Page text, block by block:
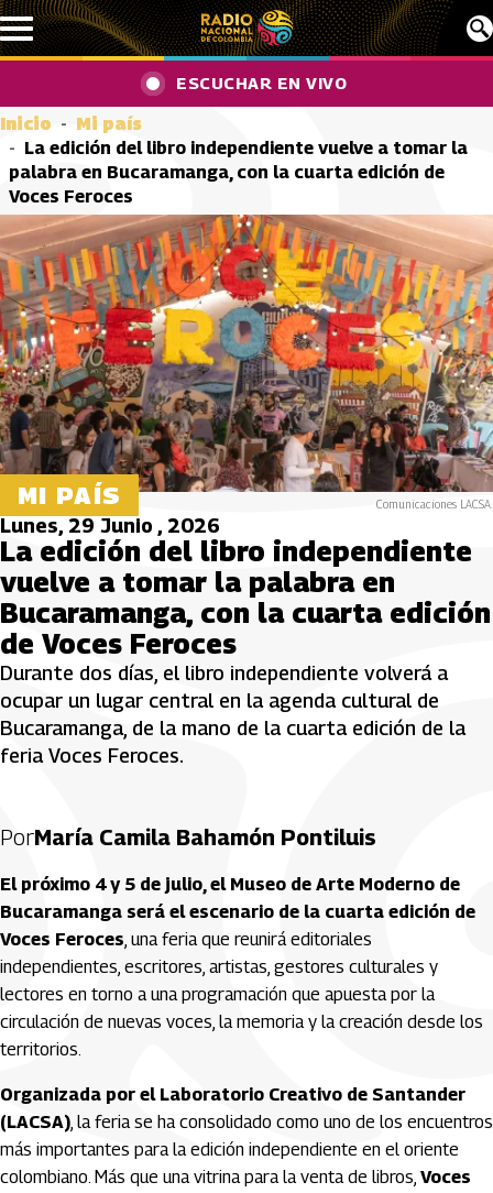
Pasar al contenido principal
ESCUCHAR EN VIVO
Inicio
Mi país
La edición del libro independiente vuelve a tomar la
palabra en Bucaramanga, con la cuarta edición de
Voces Feroces
MI PAÍS Comunicaciones LACSA.
Lunes, 29 Junio , 2026
La edición del libro independiente
vuelve a tomar la palabra en
Bucaramanga, con la cuarta edición
de Voces Feroces
Durante dos días, el libro independiente volverá a
ocupar un lugar central en la agenda cultural de
Bucaramanga, de la mano de la cuarta edición de la
feria Voces Feroces.
PorMaría Camila Bahamón Pontiluis
El próximo 4 y 5 de julio, el Museo de Arte Moderno de
Bucaramanga será el escenario de la cuarta edición de
Voces Feroces, una feria que reunirá editoriales
independientes, escritores, artistas, gestores culturales y
lectores en torno a una programación que apuesta por la
circulación de nuevas voces, la memoria y la creación desde los
territorios.
Organizada por el Laboratorio Creativo de Santander
(LACSA), la feria se ha consolidado como uno de los encuentros
más importantes para la edición independiente en el oriente
colombiano. Más que una vitrina para la venta de libros, Voces